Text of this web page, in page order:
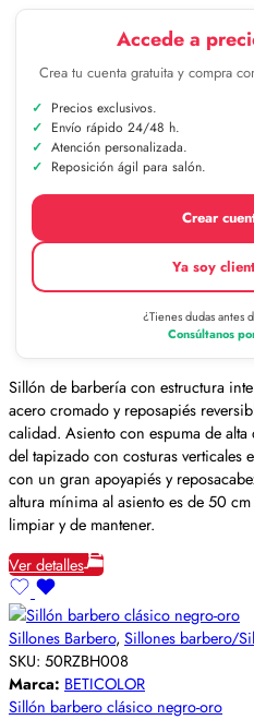
Accede a
Crea tu cuenta gratuita y compra
Precios exclusivos.
Envío rápido 24/48 h.
Atención personalizada.
Reposición ágil para salón.
Crear
Ya soy
¿Tienes dudas antes
Consúltanos
Sillón de barbería con estructura
acero cromado y reposapiés
calidad. Asiento con espuma de
del tapizado con costuras
con un gran apoyapiés y
altura mínima al asiento es de 50
limpiar y de mantener.
Ver detalles
Sillones Barbero, Sillones barbero/
SKU: 50RZBH008
Marca: BETICOLOR
Sillón barbero clásico negro-oro